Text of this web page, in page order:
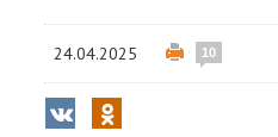
24.04.2025 10